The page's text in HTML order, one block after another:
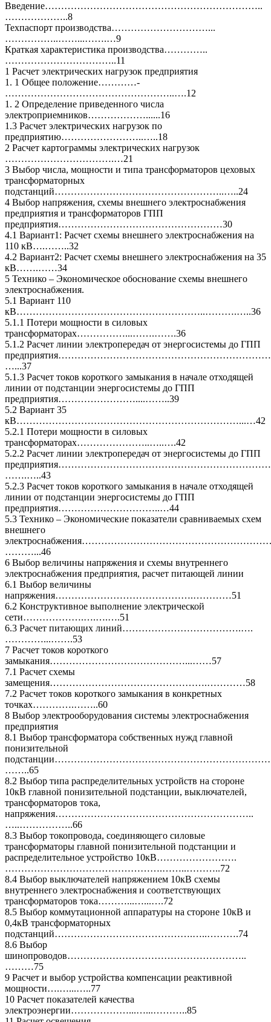
Введение…………………………………………………………..
………………..8
Техпаспорт производства…………………………...
……………..……...…….…9
Краткая характеристика производства…………..
……………………………..11
1 Расчет электрических нагрузок предприятия
1. 1 Общее положение…………-
……………………………………………..….12
1. 2 Определение приведенного числа
электроприемников………………......16
1.3 Расчет электрических нагрузок по
предприятию……………………..…..18
2 Расчет картограммы электрических нагрузок
…………………………….…21
3 Выбор числа, мощности и типа трансформаторов цеховых
трансформаторных
подстанций……………………………………………..…..24
4 Выбор напряжения, схемы внешнего электроснабжения
предприятия и трансформаторов ГПП
предприятия……………………………………………30
4.1 Вариант1: Расчет схемы внешнего электроснабжения на
110 кВ….……..32
4.2 Вариант2: Расчет схемы внешнего электроснабжения на 35
кВ…….……34
5 Технико – Экономическое обоснование схемы внешнего
электроснабжения.
5.1 Вариант 110
кВ…………………………………………………..……….…..36
5.1.1 Потери мощности в силовых
трансформаторах……………...…….…….36
5.1.2 Расчет линии электропередач от энергосистемы до ГПП
…...37
5.1.3 Расчет токов короткого замыкания в начале отходящей
линии от подстанции энергосистемы до ГПП
предприятия……………………....……..39
5.2 Вариант 35
кВ……………………………………………………………...…42
5.2.1 Потери мощности в силовых
трансформаторах…………………..…..….42
5.2.2 Расчет линии электропередач от энергосистемы до ГПП
…….…..43
5.2.3 Расчет токов короткого замыкания в начале отходящей
линии от подстанции энергосистемы до ГПП
предприятия…………………………..…44
5.3 Технико – Экономические показатели сравниваемых схем
внешнего
………...46
6 Выбор величины напряжения и схемы внутреннего
электроснабжения предприятия, расчет питающей линии
6.1 Выбор величины
напряжения…………………………………….…………51
6.2 Конструктивное выполнение электрической
сети……………….….….….51
6.3 Расчет питающих линий……………………………….….
…………...…….53
7 Расчет токов короткого
замыкания……………………………………...……57
7.1 Расчет схемы
замещения………………………………………….…………58
7.2 Расчет токов короткого замыкания в конкретных
точках………….……..60
8 Выбор электрооборудования системы электроснабжения
предприятия
8.1 Выбор трансформатора собственных нужд главной
понизительной
……..65
8.2 Выбор типа распределительных устройств на стороне
10кВ главной понизительной подстанции, выключателей,
трансформаторов тока,
напряжения……………………………………………………..
…..……………..66
8.3 Выбор токопровода, соединяющего силовые
трансформаторы главной понизительной подстанции и
распределительное устройство 10кВ…………………….
………………………………………….……..………..72
8.4 Выбор выключателей напряжением 10кВ схемы
внутреннего электроснабжения и соответствующих
трансформаторов тока………...…...….72
8.5 Выбор коммутационной аппаратуры на стороне 10кВ и
0,4кВ трансформаторных
подстанций…………………………………….…..……….74
8.6 Выбор
шинопроводов………………………………………………..
………75
9 Расчет и выбор устройства компенсации реактивной
мощности….…...…..77
10 Расчет показателей качества
электроэнергии………………...…...………..85